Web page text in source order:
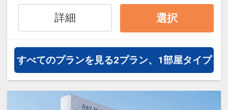
ル50%貯まります。
オプションでレンタカーや現地交
通・体験プランなどの追加（同時予
約）が可能なプランもございます。
詳細 選択
すべてのプランを見る2プラン、1部屋タイプ